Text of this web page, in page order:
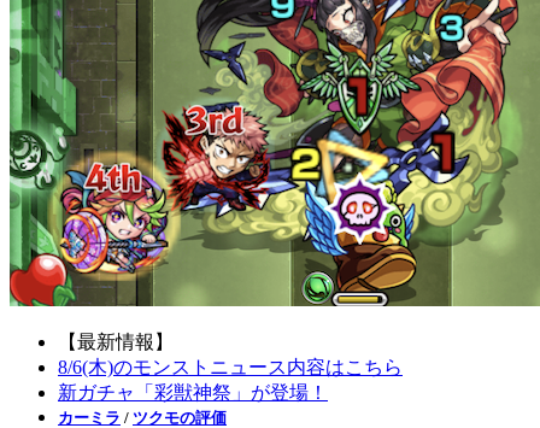
【最新情報】
8/6(木)のモンストニュース内容はこちら
新ガチャ「彩獣神祭」が登場！
カーミラ / ツクモの評価